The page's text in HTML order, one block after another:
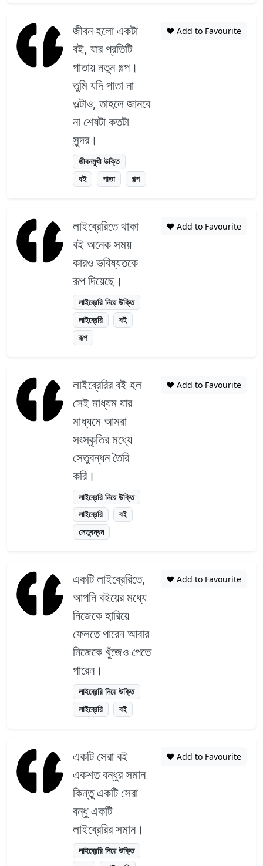
জীবন হলো একটা
বই, যার প্রতিটি
পাতায় নতুন গল্প।
তুমি যদি পাতা না
ওল্টাও, তাহলে জানবে
না শেষটা কতটা
সুন্দর।
জীবনমুখী উক্তি
বই
পাতা গল্প
❤️ Add to Favourite
লাইব্রেরিতে থাকা
বই অনেক সময়
কারও ভবিষ্যতকে
রূপ দিয়েছে।
লাইব্রেরি নিয়ে উক্তি
লাইব্রেরি
বই
রূপ
❤️ Add to Favourite
লাইব্রেরির বই হল
সেই মাধ্যম যার
মাধ্যমে আমরা
সংস্কৃতির মধ্যে
সেতুবন্ধন তৈরি
করি।
লাইব্রেরি নিয়ে উক্তি
লাইব্রেরি
বই
সেতুবন্ধন
❤️ Add to Favourite
একটি লাইব্রেরিতে,
আপনি বইয়ের মধ্যে
নিজেকে হারিয়ে
ফেলতে পারেন আবার
নিজেকে খুঁজেও পেতে
পারেন।
লাইব্রেরি নিয়ে উক্তি
লাইব্রেরি
বই
❤️ Add to Favourite
একটি সেরা বই
একশত বন্ধুর সমান
কিন্তু একটি সেরা
বন্ধু একটি
লাইব্রেরির সমান।
লাইব্রেরি নিয়ে উক্তি
❤️ Add to Favourite